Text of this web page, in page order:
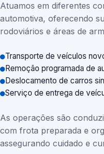
Atuamos em diferentes
automotiva, oferecendo
rodoviários e áreas de
Transporte de veículos
Remoção programada de
Deslocamento de carros
Serviço de entrega de
As operações são
com frota preparada e
assegurando cuidado e